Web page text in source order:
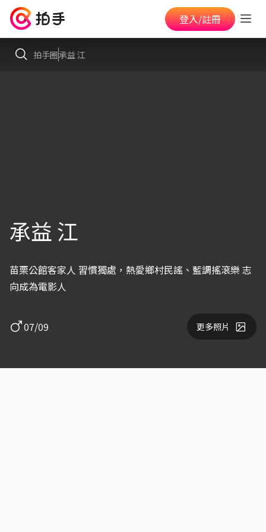
登入/註冊
拍手圈承益 江
承益 江
苗栗公館客家人 習慣獨處，熱愛鄉村民謠、藍調搖滾樂 志
向成為電影人
07/09 更多照片